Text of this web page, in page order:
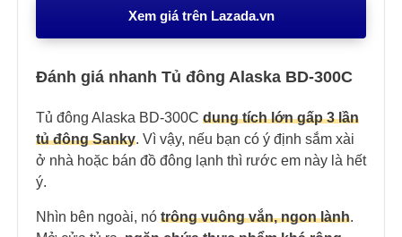
Xem giá trên Lazada.vn
Đánh giá nhanh Tủ đông Alaska BD-300C
Tủ đông Alaska BD-300C dung tích lớn gấp 3 lần
tủ đông Sanky. Vì vậy, nếu bạn có ý định sắm xài
ở nhà hoặc bán đồ đông lạnh thì rước em này là hết
ý.
Nhìn bên ngoài, nó trông vuông vắn, ngon lành.